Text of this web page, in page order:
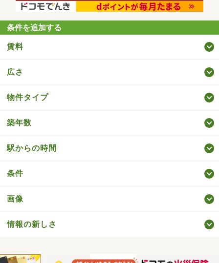
条件を追加する
賃料
広さ
物件タイプ
築年数
駅からの時間
条件
画像
情報の新しさ